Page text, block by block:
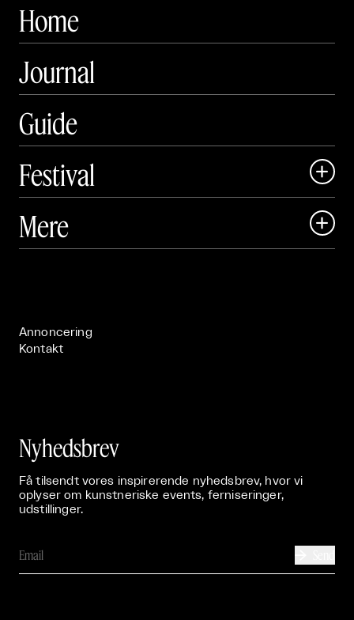
Home
Journal
Guide
Festival

 Art Matter Festival
Mere 
Annoncering
Kontakt
Nyhedsbrev
Få tilsendt vores inspirerende nyhedsbrev, hvor vi
oplyser om kunstneriske events, ferniseringer,
udstillinger.